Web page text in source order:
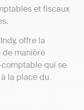
et fiscaux
offre la
manière
qui se
la place du